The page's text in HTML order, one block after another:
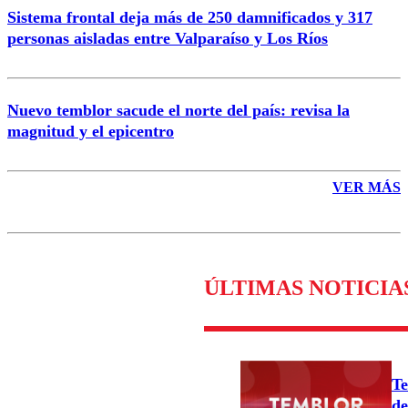
Sistema frontal deja más de 250 damnificados y 317
personas aisladas entre Valparaíso y Los Ríos
Nuevo temblor sacude el norte del país: revisa la
magnitud y el epicentro
VER MÁS
ÚLTIMAS